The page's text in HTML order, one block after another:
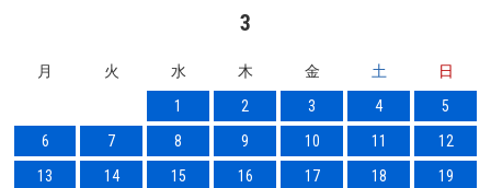
3
月 火 水 木 金 土
日
1
2 3 4
5
6
7 8 9 10 11
12
13
14 15 16 17 18
19